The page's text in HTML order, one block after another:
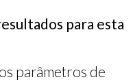
para esta
parâmetros de